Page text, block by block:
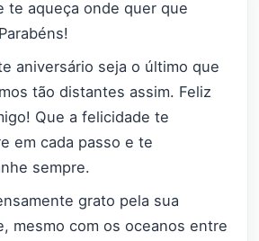
te aqueça onde quer que
aniversário seja o último que
tão distantes assim. Feliz
Que a felicidade te
em cada passo e te
sempre.
grato pela sua
mesmo com os oceanos entre